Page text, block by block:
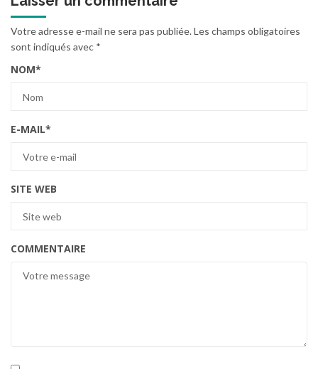
Votre adresse e-mail ne sera pas publiée.Les champs obligatoires
sont indiqués avec *
NOM*
E-MAIL*
SITE WEB
COMMENTAIRE